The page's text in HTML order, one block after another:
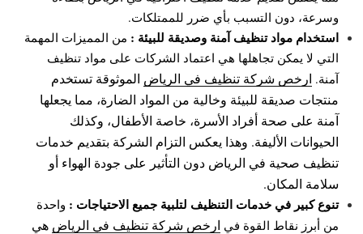
وسرعة، دون التسبب بأي ضرر للممتلكات.
استخدام مواد تنظيف آمنة وصديقة للبيئة : من المميزات المهمة
التي لا يمكن تجاهلها هي اعتماد الشركات على مواد تنظيف
آمنة. ارخص شركة تنظيف في الرياض الموثوقة تستخدم
منتجات صديقة للبيئة وخالية من المواد الضارة، مما يجعلها
آمنة على صحة أفراد الأسرة، خاصة الأطفال، وكذلك
الحيوانات الأليفة. وهذا يعكس التزام الشركة بتقديم خدمات
تنظيف صحية في الرياض دون التأثير على جودة الهواء أو
سلامة المكان.
تنوع كبير في خدمات التنظيف لتلبية جميع الاحتياجات : واحدة
من أبرز نقاط القوة في ارخص شركة تنظيف في الرياض هي